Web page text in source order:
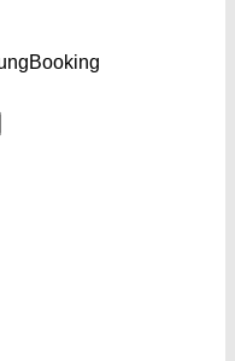
Booking